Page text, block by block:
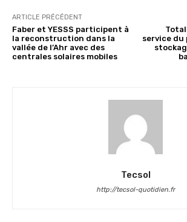
ARTICLE PRÉCÉDENT
Faber et YESSS participent à
la reconstruction dans la
vallée de l’Ahr avec des
centrales solaires mobiles
service du
Tecsol
http://tecsol-quotidien.fr